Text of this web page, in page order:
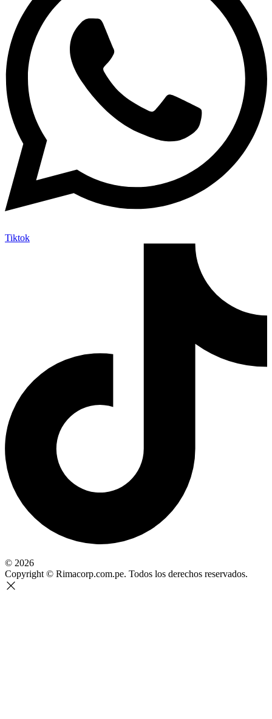
Tiktok
© 2026
Copyright © Rimacorp.com.pe. Todos los derechos reservados.